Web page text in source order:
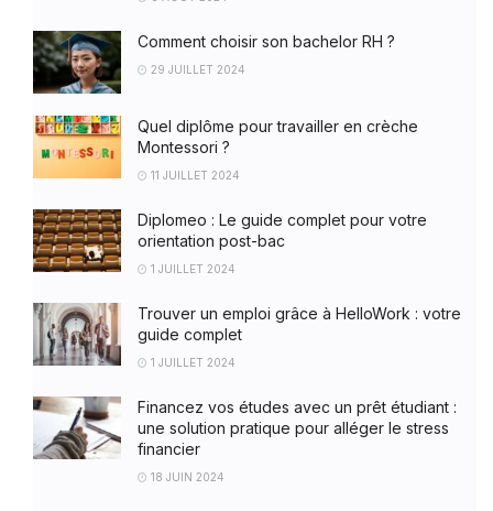
Comment choisir son bachelor RH ?
29 JUILLET 2024
Quel diplôme pour travailler en crèche
Montessori ?
11 JUILLET 2024
Diplomeo : Le guide complet pour votre
orientation post-bac
1 JUILLET 2024
Trouver un emploi grâce à HelloWork : votre
guide complet
1 JUILLET 2024
Financez vos études avec un prêt étudiant :
une solution pratique pour alléger le stress
financier
18 JUIN 2024